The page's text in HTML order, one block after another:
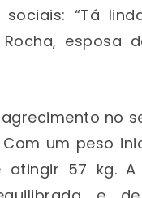
“Tá
esposa
no
um peso
57 kg. A